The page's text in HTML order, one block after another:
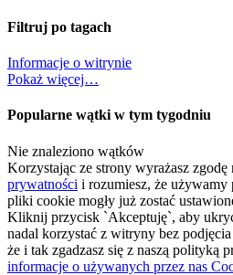
Filtruj po tagach
Informacje o witrynie
Pokaż więcej…
Popularne wątki w tym tygodniu
Nie znaleziono wątków
Korzystając ze strony wyrażasz zgodę
prywatności i rozumiesz, że
pliki cookie mogły już zostać
Kliknij przycisk `Akceptuję`, aby
nadal korzystać z witryny bez podjęcia
że i tak zgadzasz się z naszą polityką
informacje o używanych przez nas